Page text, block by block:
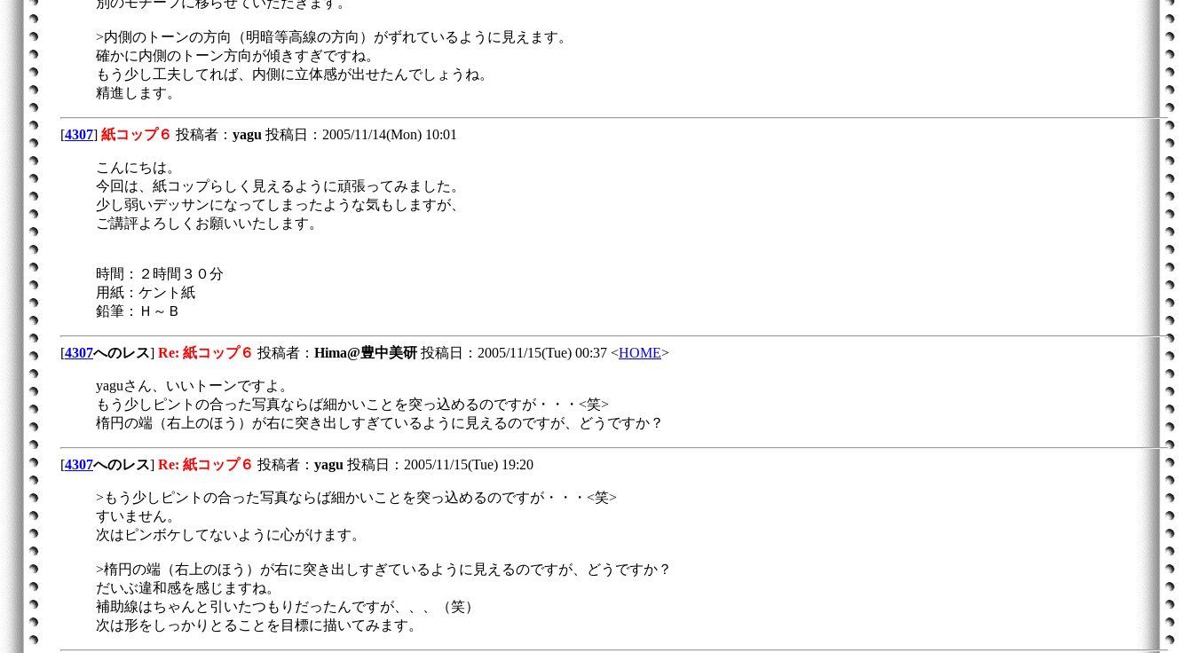
>内側のトーンの方向（明暗等高線の方向）がずれているように見えます。
確かに内側のトーン方向が傾きすぎですね。
もう少し工夫してれば、内側に立体感が出せたんでしょうね。
精進します。
[4307] 紙コップ６ 投稿者： yagu 投稿日：2005/11/14(Mon) 10:01
こんにちは。
今回は、紙コップらしく見えるように頑張ってみました。
少し弱いデッサンになってしまったような気もしますが、
ご講評よろしくお願いいたします。
時間：２時間３０分
用紙：ケント紙
鉛筆：Ｈ～Ｂ
[4307へのレス] Re: 紙コップ６ 投稿者： Hima@豊中美研 投稿日：2005/11/15(Tue) 00:37 <HOME>
yaguさん、いいトーンですよ。
もう少しピントの合った写真ならば細かいことを突っ込めるのですが・・・<笑>
楕円の端（右上のほう）が右に突き出しすぎているように見えるのですが、どうですか？
[4307へのレス] Re: 紙コップ６ 投稿者： yagu 投稿日：2005/11/15(Tue) 19:20
>もう少しピントの合った写真ならば細かいことを突っ込めるのですが・・・<笑>
すいません。
次はピンボケしてないように心がけます。
>楕円の端（右上のほう）が右に突き出しすぎているように見えるのですが、どうですか？
だいぶ違和感を感じますね。
補助線はちゃんと引いたつもりだったんですが、、、（笑）
次は形をしっかりとることを目標に描いてみます。